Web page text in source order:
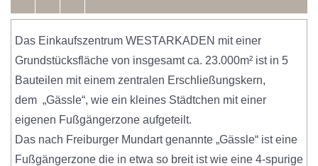
Das Einkaufszentrum WESTARKADEN mit einer
Grundstücksfläche von insgesamt ca. 23.000m² ist in 5
Bauteilen mit einem zentralen Erschließungskern,
dem „Gässle“, wie ein kleines Städtchen mit einer
eigenen Fußgängerzone aufgeteilt.
Das nach Freiburger Mundart genannte „Gässle“ ist eine
Fußgängerzone die in etwa so breit ist wie eine 4-spurige